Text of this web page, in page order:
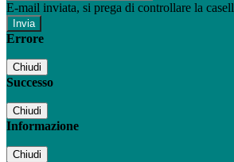
E-mail inviata, si prega di controllare la
Errore
Chiudi
Successo
Chiudi
Informazione
Chiudi